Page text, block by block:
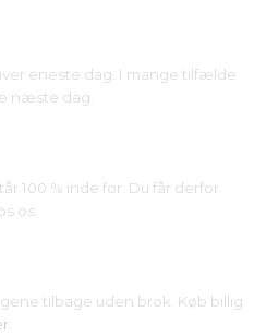
eneste dag. I mange tilfælde
næste dag.
100 % inde for. Du får derfor
os.
tilbage uden brok. Køb billig